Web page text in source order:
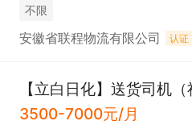
不限
安徽省联程物流有限公司 认证
【立白日化】送货司机
3500-7000元/月